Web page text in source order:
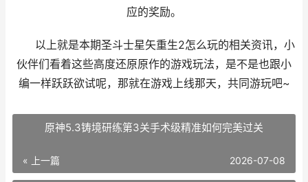
应的奖励。
以上就是本期圣斗士星矢重生2怎么玩的相关资讯，小
伙伴们看着这些高度还原原作的游戏玩法，是不是也跟小
编一样跃跃欲试呢，那就在游戏上线那天，共同游玩吧~
原神5.3铸境研练第3关手术级精准如何完美过关
« 上一篇 2026-07-08